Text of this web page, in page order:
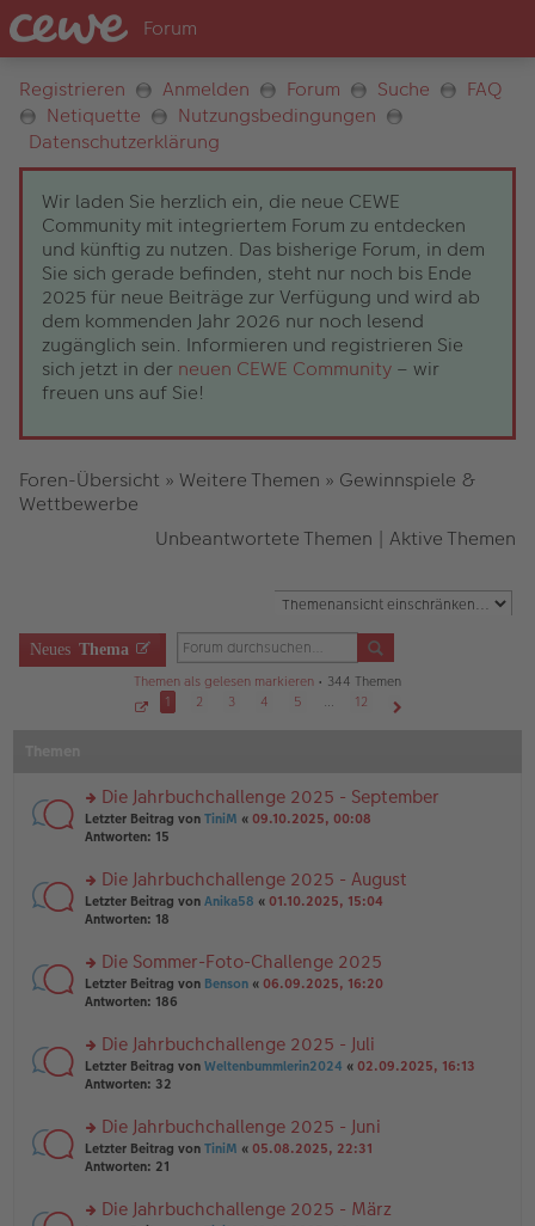
Registrieren Anmelden Forum Suche
FAQ
Netiquette
Nutzungsbedingungen
Datenschutzerklärung
Wir laden Sie herzlich ein, die neue CEWE
Community mit integriertem Forum zu entdecken
und künftig zu nutzen. Das bisherige Forum, in dem
Sie sich gerade befinden, steht nur noch bis Ende
2025 für neue Beiträge zur Verfügung und wird ab
dem kommenden Jahr 2026 nur noch lesend
zugänglich sein. Informieren und registrieren Sie
sich jetzt in der neuen CEWE Community – wir
freuen uns auf Sie!
Foren-Übersicht » Weitere Themen » Gewinnspiele &
Wettbewerbe
Unbeantwortete Themen | Aktive Themen
Neues Thema
Themen als gelesen markieren • 344 Themen
1
v
o
n
1
1 2 3 4 5 …
12
rs
te
n
g
el
e
n
er
tr
a
g
Die Jahrbuchchallenge 2025 - September
Letzter Beitrag von TiniM « 09.10.2025, 00:08
Antworten: 15
rs
te
n
g
el
e
n
er
tr
a
g
Die Jahrbuchchallenge 2025 - August
Letzter Beitrag von Anika58 « 01.10.2025, 15:04
Antworten: 18
rs
te
n
g
el
e
n
er
tr
Die Sommer-Foto-Challenge 2025
Letzter Beitrag von Benson « 06.09.2025, 16:20
Antworten: 186
rs
te
n
g
el
e
Die Jahrbuchchallenge 2025 - Juli
Letzter Beitrag von Weltenbummlerin2024 « 02.09.2025, 16:13
Antworten: 32
rs
te
n
Die Jahrbuchchallenge 2025 - Juni
Letzter Beitrag von TiniM « 05.08.2025, 22:31
Antworten: 21
Die Jahrbuchchallenge 2025 - März